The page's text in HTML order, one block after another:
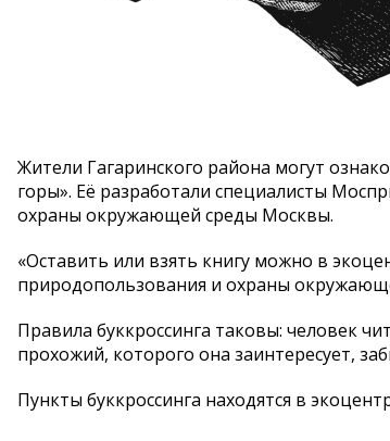
Жители Гагаринского района могут
горы». Её разработали специалисты
охраны окружающей среды Москвы.
«Оставить или взять книгу можно в
природопользования и охраны
Правила буккроссинга таковы: человек
прохожий, которого она заинтересует,
Пункты буккроссинга находятся в